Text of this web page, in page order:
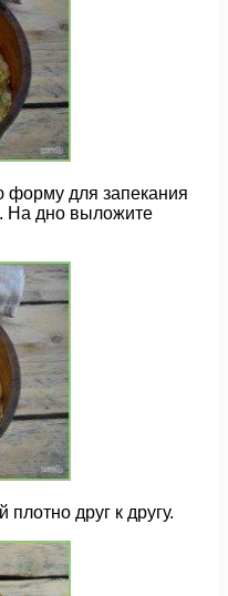
для запекания
На дно выложите
друг к другу.